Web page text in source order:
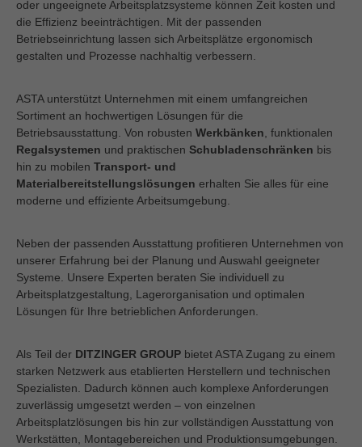
oder ungeeignete Arbeitsplatzsysteme können Zeit kosten und
die Effizienz beeinträchtigen. Mit der passenden
Betriebseinrichtung lassen sich Arbeitsplätze ergonomisch
gestalten und Prozesse nachhaltig verbessern.
ASTA unterstützt Unternehmen mit einem umfangreichen
Sortiment an hochwertigen Lösungen für die
Betriebsausstattung. Von robusten Werkbänken, funktionalen
Regalsystemen und praktischen Schubladenschränken bis
hin zu mobilen Transport- und
Materialbereitstellungslösungen erhalten Sie alles für eine
moderne und effiziente Arbeitsumgebung.
Neben der passenden Ausstattung profitieren Unternehmen von
unserer Erfahrung bei der Planung und Auswahl geeigneter
Systeme. Unsere Experten beraten Sie individuell zu
Arbeitsplatzgestaltung, Lagerorganisation und optimalen
Lösungen für Ihre betrieblichen Anforderungen.
Als Teil der DITZINGER GROUP bietet ASTA Zugang zu einem
starken Netzwerk aus etablierten Herstellern und technischen
Spezialisten. Dadurch können auch komplexe Anforderungen
zuverlässig umgesetzt werden – von einzelnen
Arbeitsplatzlösungen bis hin zur vollständigen Ausstattung von
Werkstätten, Montagebereichen und Produktionsumgebungen.